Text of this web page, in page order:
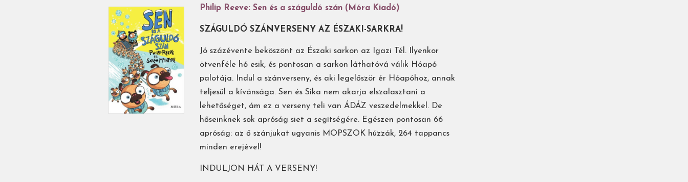
Philip Reeve: Sen és a száguldó szán (Móra Kiadó)
SZÁGULDÓ SZÁNVERSENY AZ ÉSZAKI-SARKRA!
Jó százévente beköszönt az Északi sarkon az Igazi Tél. Ilyenkor
ötvenféle hó esik, és pontosan a sarkon láthatóvá válik Hóapó
palotája. Indul a szánverseny, és aki legelőször ér Hóapóhoz, annak
teljesül a kívánsága. Sen és Sika nem akarja elszalasztani a
lehetőséget, ám ez a verseny teli van ÁDÁZ veszedelmekkel. De
hőseinknek sok apróság siet a segítségére. Egészen pontosan 66
apróság: az ő szánjukat ugyanis MOPSZOK húzzák, 264 tappancs
minden erejével!
INDULJON HÁT A VERSENY!